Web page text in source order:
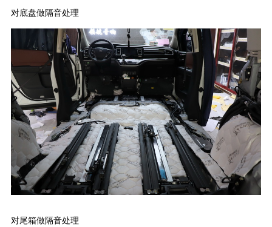
对底盘做隔音处理
对尾箱做隔音处理